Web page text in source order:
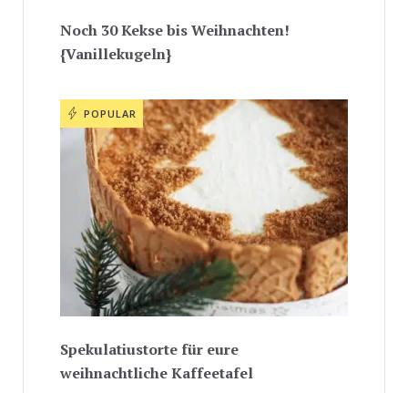
Noch 30 Kekse bis Weihnachten!
{Vanillekugeln}
POPULAR
Spekulatiustorte für eure
weihnachtliche Kaffeetafel